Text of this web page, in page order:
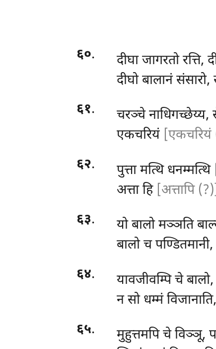
६०. दीघाजागरतो रत्ति,
दीघो बालानं
६१.
चरञ्चे नाधिगच्छेय्य,
एकचरियं
६२. पुत्ता मत्थि धनम्मत्थि
अत्ता हि [अत्तापि (?)]
६३.
यो बालो मञ्ञति
बालो च पण्डितमानी,
६४.
यावजीवम्पि चे
न सो धम्मं
६५. मुहुत्तमपिचे विञ्ञू,